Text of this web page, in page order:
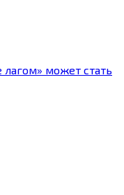
лагом» может стать